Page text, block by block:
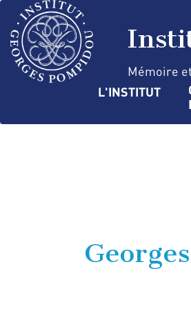
Aller
au
contenu
principal
Mémoire
Navigation
L'INSTITUT
Panneau de gestion des cookies